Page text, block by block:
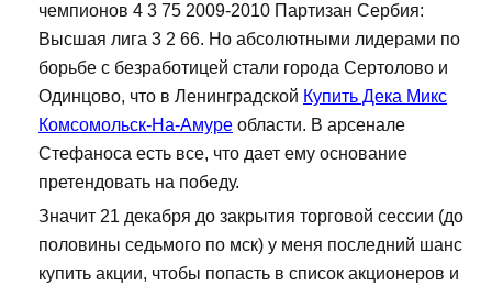
чемпионов 4 3 75 2009-2010 Партизан Сербия:
Высшая лига 3 2 66. Но абсолютными лидерами по
борьбе с безработицей стали города Сертолово и
Одинцово, что в Ленинградской Купить Дека Микс
Комсомольск-На-Амуре области. В арсенале
Стефаноса есть все, что дает ему основание
претендовать на победу.
Значит 21 декабря до закрытия торговой сессии (до
половины седьмого по мск) у меня последний шанс
купить акции, чтобы попасть в список акционеров и